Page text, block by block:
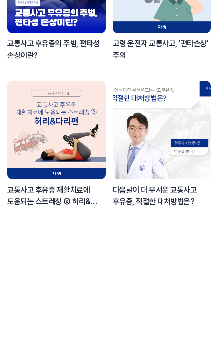
교통사고 후유증의 주범, 편타성
손상이란?
고령 운전자 교통사고, '편타손상'
주의!
교통사고 후유증 재활치료에
도움되는 스트레칭 ② 허리&
다음날이 더 무서운 교통사고
후유증, 적절한 대처방법은?